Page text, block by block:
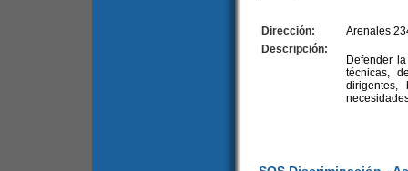
Dirección:
Arenales
Descripción:
Defender
técnicas,
dirigentes,